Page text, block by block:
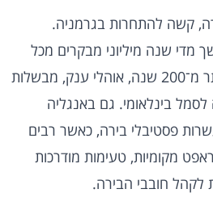
קשה להתחרות בגרמניה.
מדי שנה מיליוני מבקרים מכל
העולם, עם מסורת של יותר מ־200 שנה, אוהלי ענק, מבשלות
לסמל בינלאומי. גם באנגליה
פסטיבלי בירה, כאשר רבים
מקומיות, טעימות מודרכות
לקהל חובבי הבירה.